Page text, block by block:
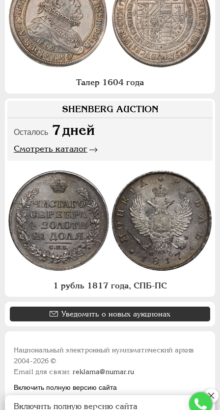
Талер 1604 года
SHENBERG AUCTION
Осталось 7дней
Смотреть каталог
1 рубль 1817 года, СПБ-ПС
Уведомить о новых аукционах
Национальный электронный нумизматический архив
2004-2026 ©
Email для связи:reklama@numar.ru
Включить полную версию сайта
Включить полную версию сайта